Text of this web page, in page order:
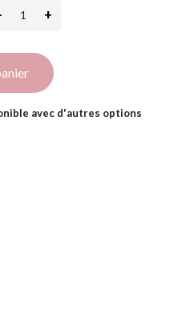
+
avec d'autres options